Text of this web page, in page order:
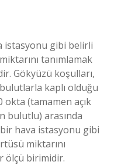
istasyonu gibi belirli
tanımlamak
Gökyüzü koşulları,
kaplı olduğu
okta (tamamen açık
bulutlu) arasında
hava istasyonu gibi
miktarını
ölçü birimidir.